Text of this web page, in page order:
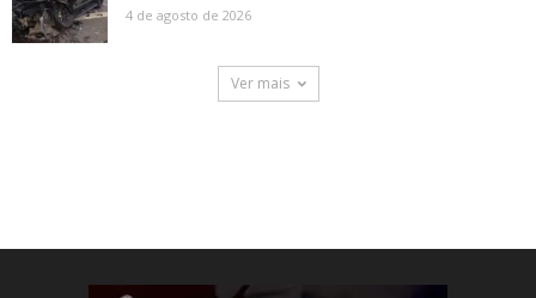
4 de agosto de 2026
Ver mais